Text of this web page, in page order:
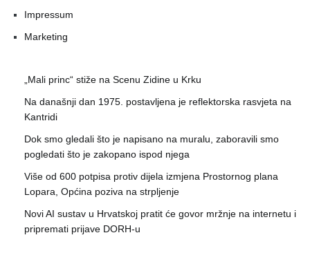
Impressum
Marketing
„Mali princ“ stiže na Scenu Zidine u Krku
Na današnji dan 1975. postavljena je reflektorska rasvjeta na
Kantridi
Dok smo gledali što je napisano na muralu, zaboravili smo
pogledati što je zakopano ispod njega
Više od 600 potpisa protiv dijela izmjena Prostornog plana
Lopara, Općina poziva na strpljenje
Novi AI sustav u Hrvatskoj pratit će govor mržnje na internetu i
pripremati prijave DORH-u